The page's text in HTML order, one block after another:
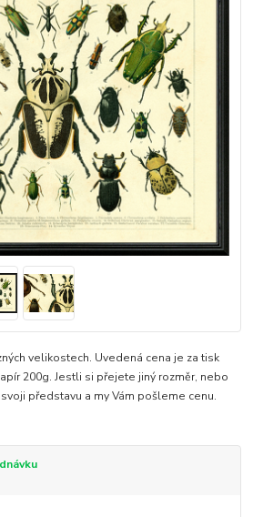
velikostech. Uvedená cena je za tisk
200g. Jestli si přejete jiný rozměr, nebo
představu a my Vám pošleme cenu.